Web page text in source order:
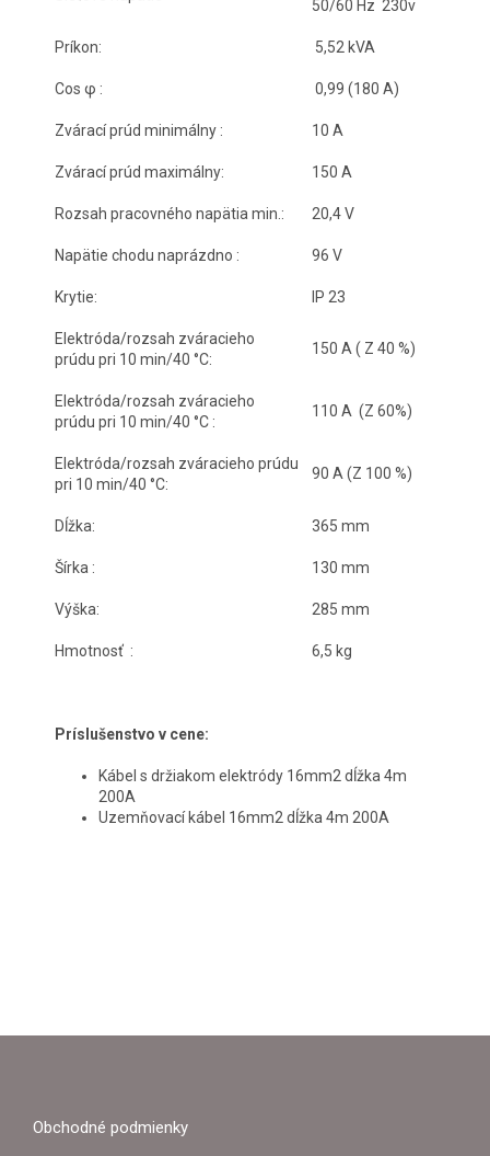
50/60 Hz 230v
Príkon: 5,52 kVA
Cos φ : 0,99 (180 A)
Zvárací prúd minimálny : 10 A
Zvárací prúd maximálny: 150 A
Rozsah pracovného napätia min.: 20,4 V
Napätie chodu naprázdno : 96 V
Krytie: IP 23
Elektróda/rozsah zváracieho
prúdu pri 10 min/40 °C:
150 A ( Z 40 %)
Elektróda/rozsah zváracieho
prúdu pri 10 min/40 °C :
110 A (Z 60%)
Elektróda/rozsah zváracieho prúdu
pri 10 min/40 °C:
90 A (Z 100 %)
Dĺžka: 365 mm
Šírka : 130 mm
Výška: 285 mm
Hmotnosť : 6,5 kg
Príslušenstvo v cene:
Kábel s držiakom elektródy 16mm2 dĺžka 4m
200A
Uzemňovací kábel 16mm2 dĺžka 4m 200A
Z
Obchodné podmienky